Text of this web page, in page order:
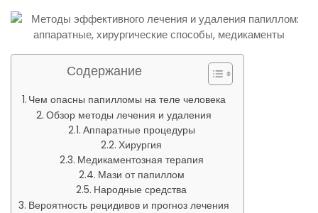
Содержание
Чем опасны папилломы на теле человека
Обзор методы лечения и удаления
Аппаратные процедуры
Хирургия
Медикаментозная терапия
Мази от папиллом
Народные средства
Вероятность рецидивов и прогноз лечения